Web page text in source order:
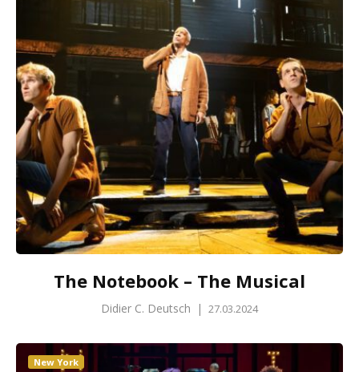
The Notebook – The Musical
Didier C. Deutsch | 27.03.2024
New York